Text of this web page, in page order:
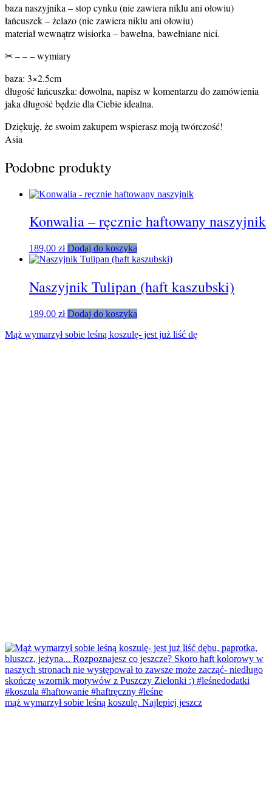
baza naszyjnika – stop cynku (nie zawiera niklu ani ołowiu)
łańcuszek – żelazo (nie zawiera niklu ani ołowiu)
materiał wewnątrz wisiorka – bawełna, bawełniane nici.
✂ – – – wymiary
baza: 3×2.5cm
długość łańcuszka: dowolna, napisz w komentarzu do zamówienia
jaka długość będzie dla Ciebie idealna.
Dziękuję, że swoim zakupem wspierasz moją twórczość!
Asia
Podobne produkty
Konwalia – ręcznie haftowany naszyjnik
189,00 zł Dodaj do koszyka
Naszyjnik Tulipan (haft kaszubski)
189,00 zł Dodaj do koszyka
Mąż wymarzył sobie leśną koszulę- jest już liść dę
mąż wymarzył sobie leśną koszulę. Najlepiej jeszcz